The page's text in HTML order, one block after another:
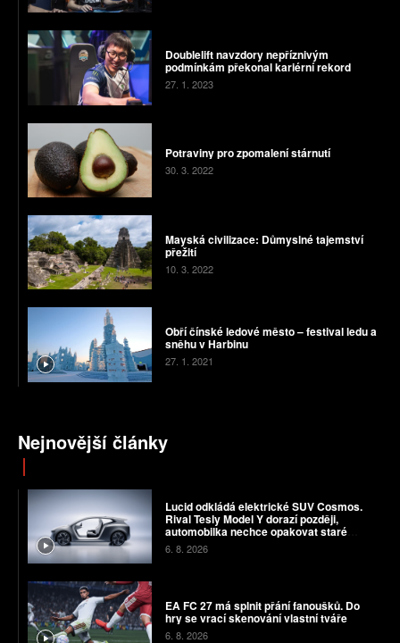
Doublelift navzdory nepříznivým
podmínkám překonal kariérní rekord
27. 1. 2023
Potraviny pro zpomalení stárnutí
30. 3. 2022
Mayská civilizace: Důmyslné tajemství
přežití
10. 3. 2022
Obří čínské ledové město – festival ledu a
sněhu v Harbinu
27. 1. 2021
Nejnovější články
Lucid odkládá elektrické SUV Cosmos.
Rival Tesly Model Y dorazí později,
automobilka nechce opakovat staré
chyby
6. 8. 2026
EA FC 27 má splnit přání fanoušků. Do
hry se vrací skenování vlastní tváře
6. 8. 2026